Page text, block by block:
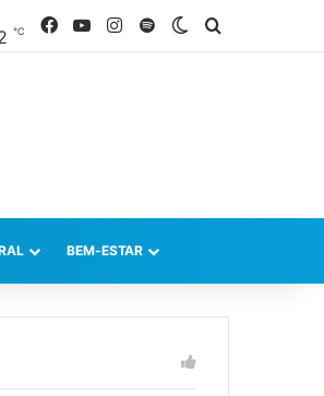
℃ FacebookYouTubeInstagram
SpotifySwitch skin
BEM-ESTAR